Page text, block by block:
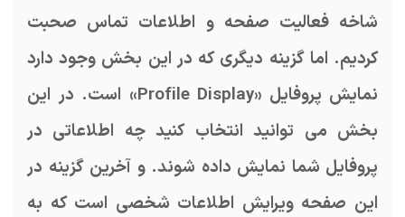
شاخه فعالیت صفحه و اطلاعات تماس صحبت
کردیم. اما گزینه دیگری که در این بخش وجود دارد
نمایش پروفایل «Profile Display» است. در این
بخش می توانید انتخاب کنید چه اطلاعاتی در
پروفایل شما نمایش داده شوند. و آخرین گزینه در
این صفحه ویرایش اطلاعات شخصی است که به